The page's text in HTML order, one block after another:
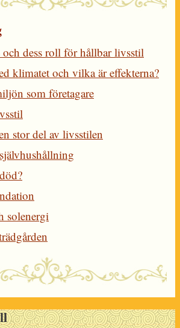
dess roll för hållbar livsstil
klimatet och vilka är effekterna?
som företagare
stor del av livsstilen
solenergi